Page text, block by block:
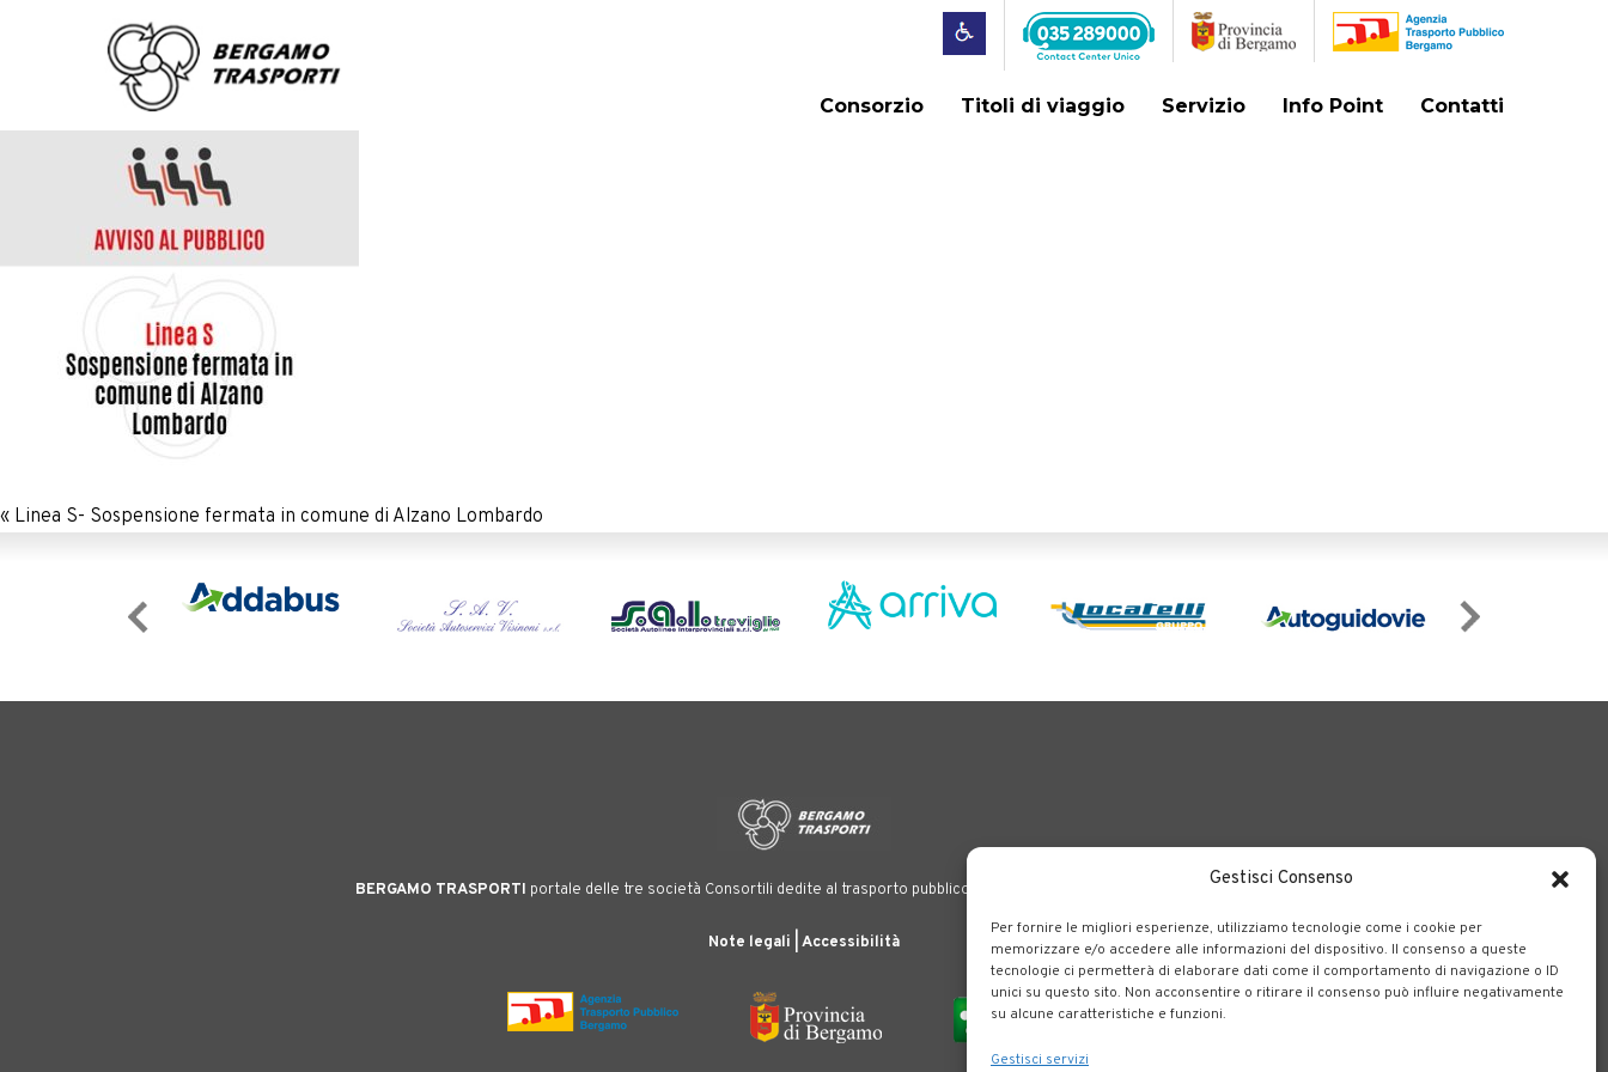
Gestisci Consenso
Per fornire le migliori esperienze, utilizziamo tecnologie come i cookie per
memorizzare e/o accedere alle informazioni del dispositivo. Il consenso a queste
tecnologie ci permetterà di elaborare dati come il comportamento di navigazione o ID
unici su questo sito. Non acconsentire o ritirare il consenso può influire negativamente
su alcune caratteristiche e funzioni.
Gestisci servizi
Consorzio Titoli di viaggio Servizio Info Point Contatti
« Linea S- Sospensione fermata in comune di Alzano Lombardo
BERGAMO TRASPORTI portale delle tre società Consortili dedite al trasporto pubblico locale su tutto il territorio bergamasco.
Note legali Accessibilità